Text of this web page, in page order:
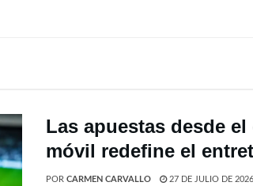
Las apuestas desde
móvil redefine el
POR CARMEN CARVALLO 27 DE JULIO DE 2026